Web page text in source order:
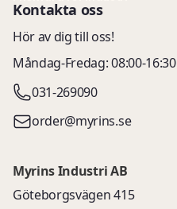
Kontakta oss
Hör av dig till oss!
Måndag-Fredag: 08:00-16:30
031-269090
order@myrins.se
Myrins Industri AB
Göteborgsvägen 415